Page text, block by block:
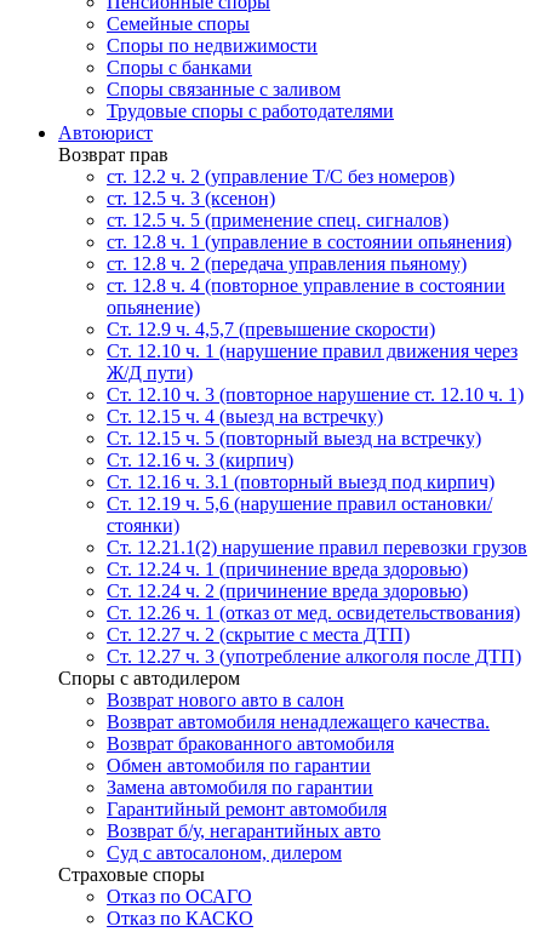
Семейные споры
Cпоры по недвижимости
Споры с банками
Споры связанные с заливом
Трудовые споры с работодателями
Автоюрист
Возврат прав
ст. 12.2 ч. 2 (управление Т/С без номеров)
ст. 12.5 ч. 3 (ксенон)
ст. 12.5 ч. 5 (применение спец. сигналов)
cт. 12.8 ч. 1 (управление в состоянии опьянения)
ст. 12.8 ч. 2 (передача управления пьяному)
ст. 12.8 ч. 4 (повторное управление в состоянии
опьянение)
Ст. 12.9 ч. 4,5,7 (превышение скорости)
Ст. 12.10 ч. 1 (нарушение правил движения через
Ж/Д пути)
Ст. 12.10 ч. 3 (повторное нарушение ст. 12.10 ч. 1)
Ст. 12.15 ч. 4 (выезд на встречку)
Ст. 12.15 ч. 5 (повторный выезд на встречку)
Ст. 12.16 ч. 3 (кирпич)
Ст. 12.16 ч. 3.1 (повторный выезд под кирпич)
Ст. 12.19 ч. 5,6 (нарушение правил остановки/
стоянки)
Ст. 12.21.1(2) нарушение правил перевозки грузов
Ст. 12.24 ч. 1 (причинение вреда здоровью)
Ст. 12.24 ч. 2 (причинение вреда здоровью)
Ст. 12.26 ч. 1 (отказ от мед. освидетельствования)
Ст. 12.27 ч. 2 (скрытие с места ДТП)
Ст. 12.27 ч. 3 (употребление алкоголя после ДТП)
Споры с автодилером
Возврат нового авто в салон
Возврат автомобиля ненадлежащего качества.
Возврат бракованного автомобиля
Обмен автомобиля по гарантии
Замена автомобиля по гарантии
Гарантийный ремонт автомобиля
Возврат б/у, негарантийных авто
Суд с автосалоном, дилером
Страховые споры
Отказ по ОСАГО
Отказ по КАСКО